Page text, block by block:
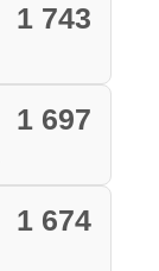
1 743
1 697
1 674